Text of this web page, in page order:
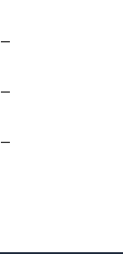
—
—
—